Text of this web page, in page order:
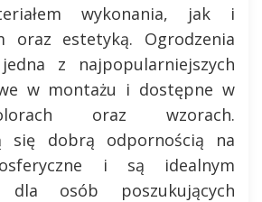
wykonania, jak i
oraz estetyką. Ogrodzenia
z najpopularniejszych
w montażu i dostępne w
oraz wzorach.
się dobrą odpornością na
i są idealnym
dla osób poszukujących